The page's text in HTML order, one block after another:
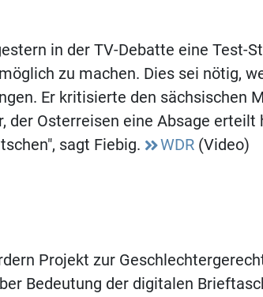
in der TV-Debatte eine Test-
zu machen. Dies sei nötig,
Er kritisierte den sächsischen
der Osterreisen eine Absage erteilt
sagt Fiebig.
WDR (Video)
Projekt zur
Bedeutung der digitalen